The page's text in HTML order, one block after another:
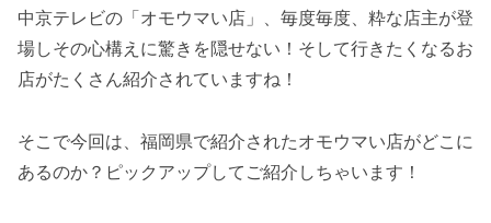
中京テレビの「オモウマい店」、毎度毎度、粋な店主が登
場しその心構えに驚きを隠せない！そして行きたくなるお
店がたくさん紹介されていますね！
そこで今回は、福岡県で紹介されたオモウマい店がどこに
あるのか？ピックアップしてご紹介しちゃいます！